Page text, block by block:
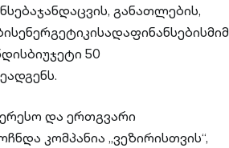
განათლების,
50
და ერთგვარი
კომპანია „ვეზირისთვის“,